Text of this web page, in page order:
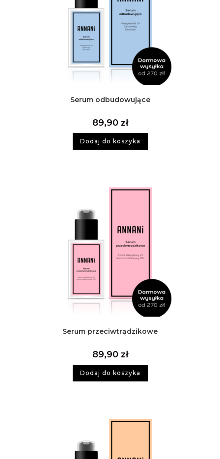
Serum odbudowujące
89,90 zł
Dodaj do koszyka
Serum przeciwtrądzikowe
89,90 zł
Dodaj do koszyka